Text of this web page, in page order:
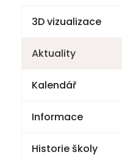
3D vizualizace
Aktuality
Kalendář
Informace
Historie školy